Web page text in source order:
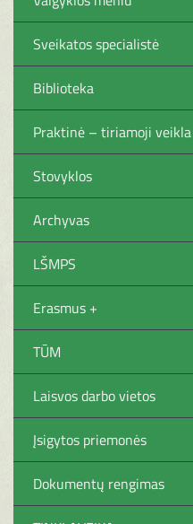
Sveikatos specialistė
Biblioteka
Praktinė – tiriamoji veikla
Stovyklos
Archyvas
LŠMPS
Erasmus +
TŪM
Laisvos darbo vietos
Įsigytos priemonės
Dokumentų rengimas